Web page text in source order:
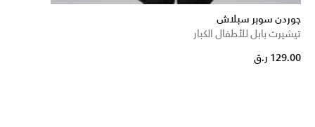
جوردن سوبر سبلاش
تيشيرت بابل للأطفال الكبار
129.00 ر.ق